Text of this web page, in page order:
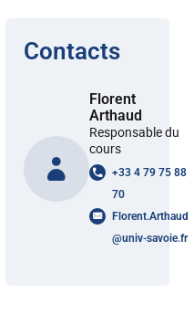
Contacts
Florent
Arthaud
Responsable du
cours
+33 4 79 75 88
70
Florent.Arthaud
@univ-savoie.fr